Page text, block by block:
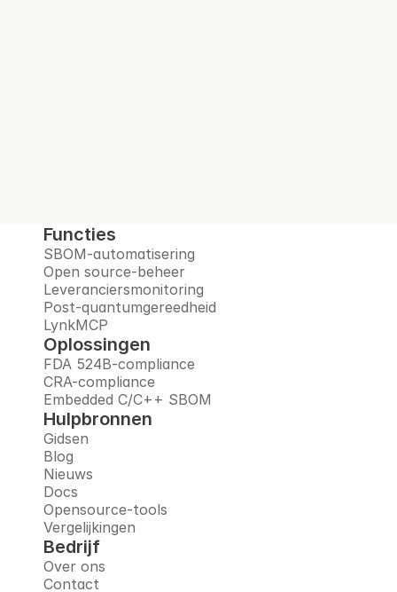
Functies
SBOM-automatisering
Open source-beheer
Leveranciersmonitoring
Post-quantumgereedheid
LynkMCP
Oplossingen
FDA 524B-compliance
CRA-compliance
Embedded C/C++ SBOM
Hulpbronnen
Gidsen
Blog
Nieuws
Docs
Opensource-tools
Vergelijkingen
Bedrijf
Over ons
Contact